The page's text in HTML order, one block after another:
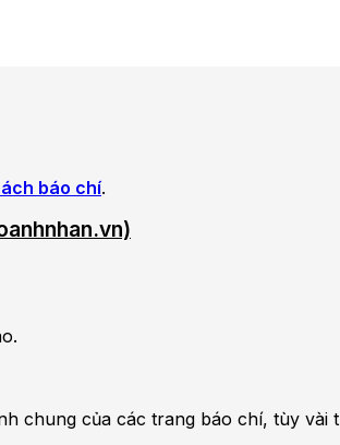
báo chí.
chung của các trang báo chí, tùy